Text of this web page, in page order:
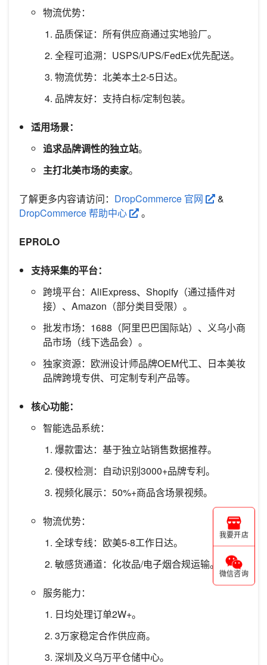
物流优势：
品质保证：所有供应商通过实地验厂。
全程可追溯：USPS/UPS/FedEx优先配送。
物流优势：北美本土2-5日达。
品牌友好：支持白标/定制包装。
适用场景：
追求品牌调性的独立站。
主打北美市场的卖家。
了解更多内容请访问： DropCommerce 官网
&
DropCommerce 帮助中心
。
EPROLO
支持采集的平台：
跨境平台：AliExpress、Shopify（通过插件对
接）、Amazon（部分类目受限）。
批发市场：1688（阿里巴巴国际站）、义乌小商
品市场（线下选品会）。
独家资源：欧洲设计师品牌OEM代工、日本美妆
品牌跨境专供、可定制专利产品等。
核心功能：
智能选品系统：
爆款雷达：基于独立站销售数据推荐。
侵权检测：自动识别3000+品牌专利。
视频化展示：50%+商品含场景视频。
物流优势：
全球专线：欧美5-8工作日达。
敏感货通道：化妆品/电子烟合规运输。
服务能力：
日均处理订单2W+。
3万家稳定合作供应商。
深圳及义乌万平仓储中心。
我要开店
微信咨询